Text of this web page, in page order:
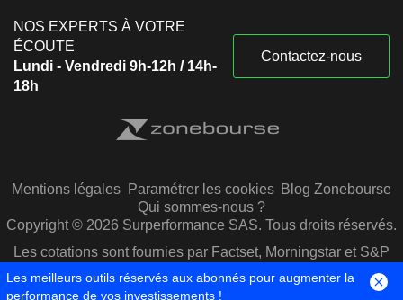
NOS EXPERTS À VOTRE
ÉCOUTE
Lundi - Vendredi 9h-12h / 14h-
18h
Contactez-nous
Mentions légales Paramétrer les cookies Blog Zonebourse
Qui sommes-nous ?
Copyright © 2026 Surperformance SAS. Tous droits réservés.
Les cotations sont fournies par Factset, Morningstar et S&P
Capital IQ
Les meilleurs outils réservés aux abonnés pour augmenter la
performance de vos investissements !